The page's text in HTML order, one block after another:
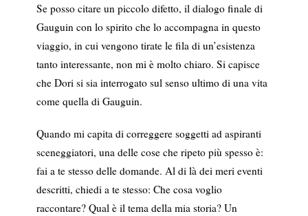
Se posso citare un piccolo difetto, il dialogo finale di
Gauguin con lo spirito che lo accompagna in questo
viaggio, in cui vengono tirate le fila di un’esistenza
tanto interessante, non mi è molto chiaro. Si capisce
che Dori si sia interrogato sul senso ultimo di una vita
come quella di Gauguin.
Quando mi capita di correggere soggetti ad aspiranti
sceneggiatori, una delle cose che ripeto più spesso è:
fai a te stesso delle domande. Al di là dei meri eventi
descritti, chiedi a te stesso: Che cosa voglio
raccontare? Qual è il tema della mia storia? Un